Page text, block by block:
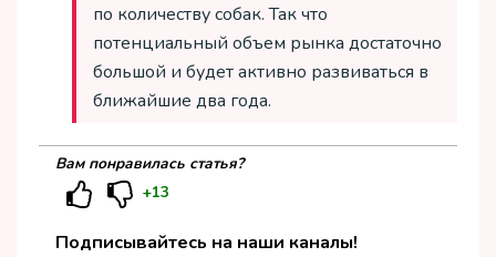
по количеству собак. Так что
потенциальный объем рынка достаточно
большой и будет активно развиваться в
ближайшие два года.
Вам понравилась статья?
+13
Подписывайтесь на наши каналы!